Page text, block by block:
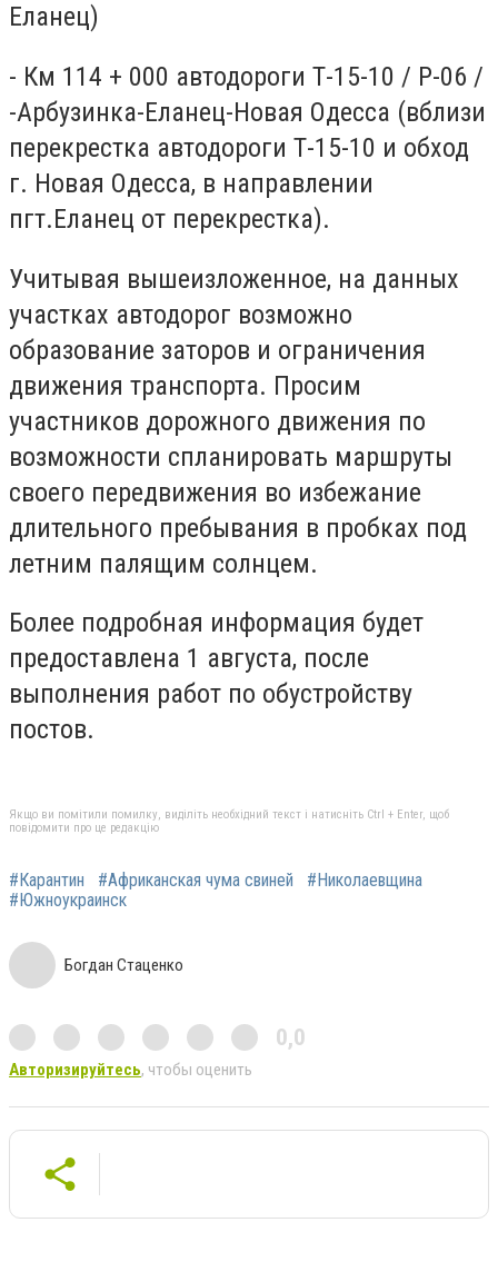
Еланец)
- Км 114 + 000 автодороги Т-15-10 / Р-06 /
-Арбузинка-Еланец-Новая Одесса (вблизи
перекрестка автодороги Т-15-10 и обход
г. Новая Одесса, в направлении
пгт.Еланец от перекрестка).
Учитывая вышеизложенное, на данных
участках автодорог возможно
образование заторов и ограничения
движения транспорта. Просим
участников дорожного движения по
возможности спланировать маршруты
своего передвижения во избежание
длительного пребывания в пробках под
летним палящим солнцем.
Более подробная информация будет
предоставлена ​​1 августа, после
выполнения работ по обустройству
постов.
Якщо ви помітили помилку, виділіть необхідний текст і натисніть Ctrl + Enter, щоб
повідомити про це редакцію
#Карантин #Африканская чума свиней
#Николаевщина
#Южноукраинск
Богдан Стаценко
0,0
Авторизируйтесь, чтобы оценить